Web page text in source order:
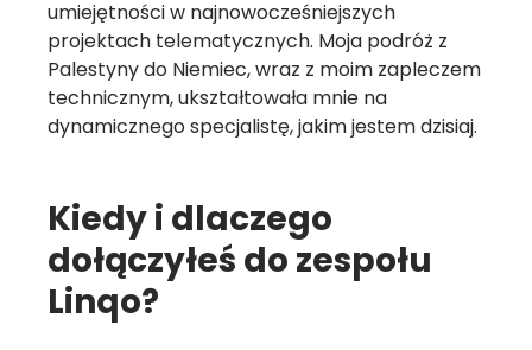
umiejętności w najnowocześniejszych
projektach telematycznych. Moja podróż z
Palestyny do Niemiec, wraz z moim zapleczem
technicznym, ukształtowała mnie na
dynamicznego specjalistę, jakim jestem dzisiaj.
Kiedy i dlaczego
dołączyłeś do zespołu
Linqo?